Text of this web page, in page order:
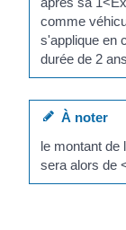
comme
s'applique en
durée de 2
À noter
le montant de
sera alors de